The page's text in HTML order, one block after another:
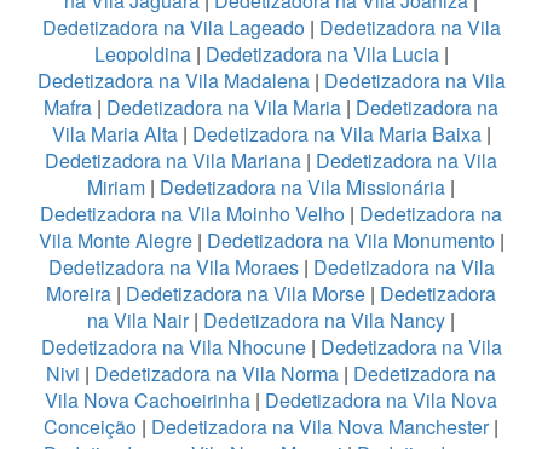
Dedetizadora na Vila Lageado| Dedetizadora na Vila
Leopoldina| Dedetizadora na Vila Lucia|
Dedetizadora na Vila Madalena| Dedetizadora na Vila
Mafra | Dedetizadora na Vila Maria | Dedetizadora na
Vila Maria Alta| Dedetizadora na Vila Maria Baixa|
Dedetizadora na Vila Mariana | Dedetizadora na Vila
Miriam | Dedetizadora na Vila Missionária |
Dedetizadora na Vila Moinho Velho | Dedetizadora na
Vila Monte Alegre| Dedetizadora na Vila Monumento|
Dedetizadora na Vila Moraes| Dedetizadora na Vila
Moreira | Dedetizadora na Vila Morse | Dedetizadora
na Vila Nair| Dedetizadora na Vila Nancy |
Dedetizadora na Vila Nhocune| Dedetizadora na Vila
Nivi | Dedetizadora na Vila Norma | Dedetizadora na
Vila Nova Cachoeirinha | Dedetizadora na Vila Nova
Conceição | Dedetizadora na Vila Nova Manchester|